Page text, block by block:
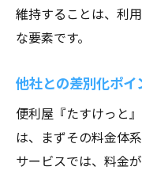
維持することは、利
な要素です。
他社との差別化ポイ
便利屋『たすけっと
は、まずその料金体
サービスでは、料金